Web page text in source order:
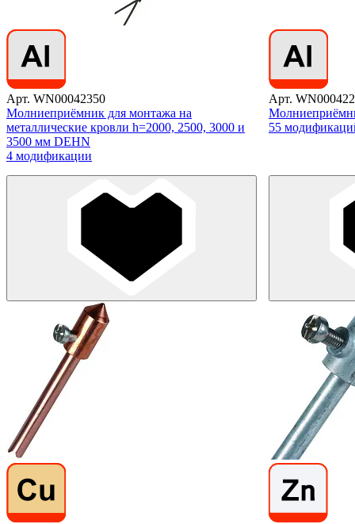
Арт. WN00042350
Молниеприёмник для монтажа на
металлические кровли h=2000, 2500, 3000 и
3500 мм DEHN
4 модификации
Арт.
55